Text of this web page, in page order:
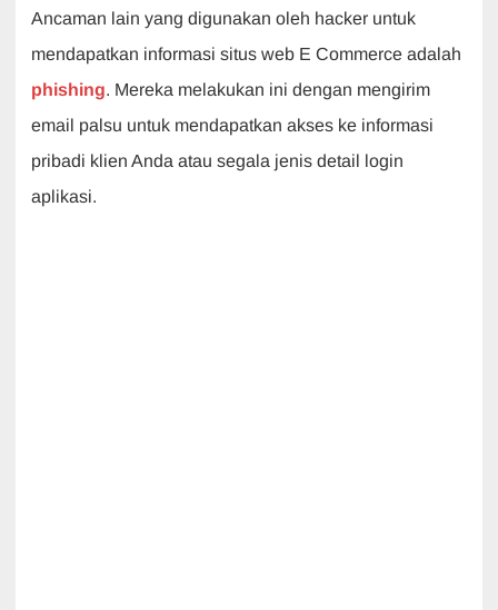
Ancaman lain yang digunakan oleh hacker untuk
mendapatkan informasi situs web E Commerce adalah
phishing. Mereka melakukan ini dengan mengirim
email palsu untuk mendapatkan akses ke informasi
pribadi klien Anda atau segala jenis detail login
aplikasi.